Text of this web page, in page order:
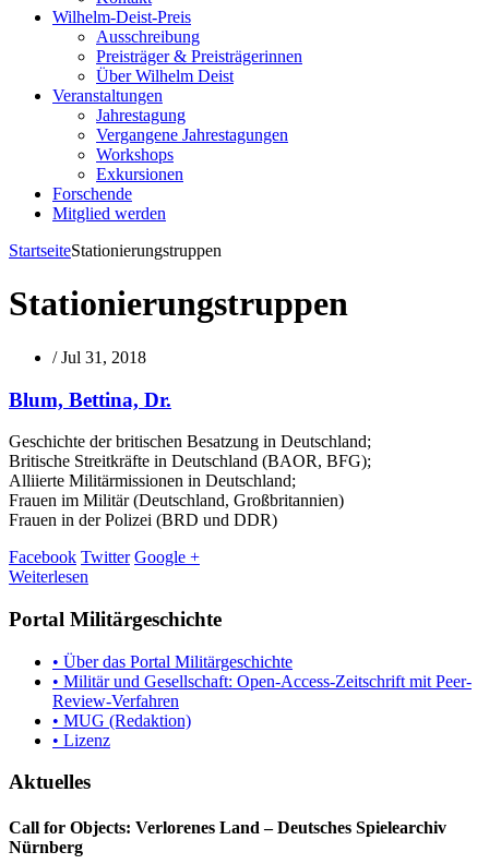
Wilhelm-Deist-Preis
Ausschreibung
Preisträger & Preisträgerinnen
Über Wilhelm Deist
Veranstaltungen
Jahrestagung
Vergangene Jahrestagungen
Workshops
Exkursionen
Forschende
Mitglied werden
StartseiteStationierungstruppen
Stationierungstruppen
/ Jul 31, 2018
Blum, Bettina, Dr.
Geschichte der britischen Besatzung in Deutschland;
Britische Streitkräfte in Deutschland (BAOR, BFG);
Alliierte Militärmissionen in Deutschland;
Frauen im Militär (Deutschland, Großbritannien)
Frauen in der Polizei (BRD und DDR)
Facebook Twitter Google +
Weiterlesen
Portal Militärgeschichte
• Über das Portal Militärgeschichte
• Militär und Gesellschaft: Open-Access-Zeitschrift mit Peer-
Review-Verfahren
• MUG (Redaktion)
• Lizenz
Aktuelles
Call for Objects: Verlorenes Land – Deutsches Spielearchiv
Nürnberg